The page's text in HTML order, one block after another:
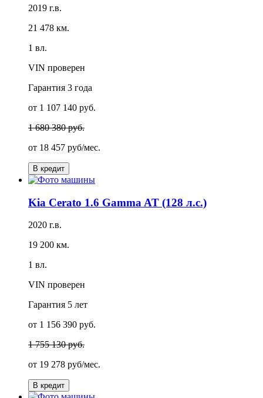
2019 г.в.
21 478 км.
1 вл.
VIN проверен
Гарантия 3 года
от 1 107 140 руб.
1 680 380 руб.
от 18 457 руб/мес.
В кредит
Kia Cerato 1.6 Gamma AT (128 л.с.)
2020 г.в.
19 200 км.
1 вл.
VIN проверен
Гарантия 5 лет
от 1 156 390 руб.
1 755 130 руб.
от 19 278 руб/мес.
В кредит